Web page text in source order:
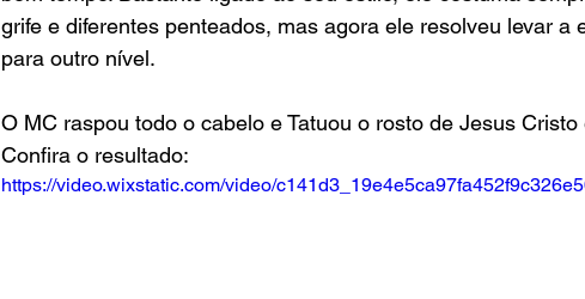
grife e diferentes penteados, mas agora ele resolveu levar a
para outro nível.
O MC raspou todo o cabelo e Tatuou o rosto de Jesus
Confira o resultado:
https://video.wixstatic.com/video/